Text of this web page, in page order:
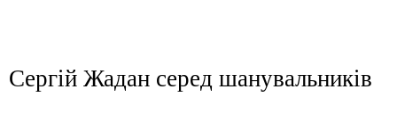
Сергій Жадан серед шанувальників